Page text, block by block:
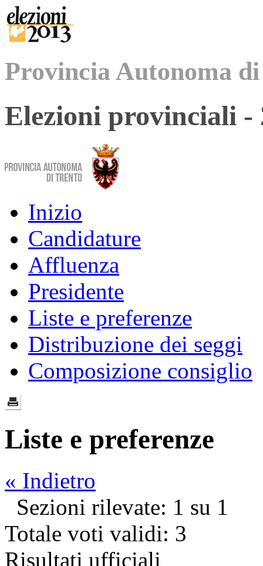
Provincia Autonoma
Elezioni provinciali -
Inizio
Candidature
Affluenza
Presidente
Liste e preferenze
Distribuzione dei seggi
Composizione consiglio
Liste e preferenze
« Indietro
Sezioni rilevate: 1 su 1
Totale voti validi: 3
Risultati ufficiali